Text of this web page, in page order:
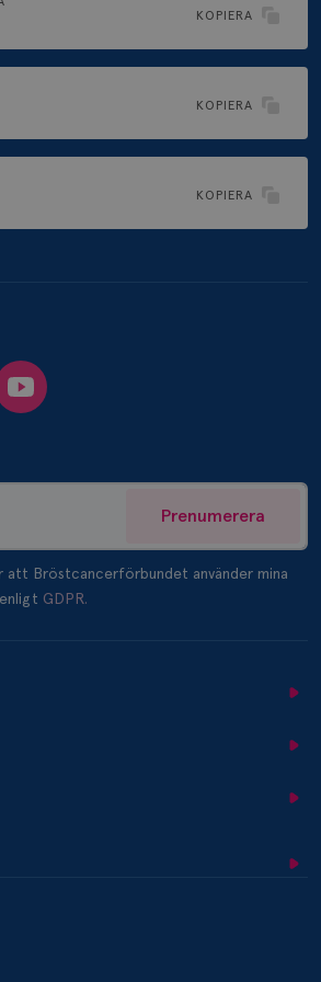
KOPIERA
KOPIERA
KOPIERA
Prenumerera
att Bröstcancerförbundet använder mina
GDPR.